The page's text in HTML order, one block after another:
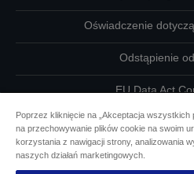
Oświadczenie
Odstąpienie
EU Data Act
Skontaktuj się z nami w
Informacje o
Poprzez kliknięcie na „Akceptacja
na przechowywanie plików cookie na swoim
korzystania z nawigacji strony, analizowania
naszych działań marketingowych.